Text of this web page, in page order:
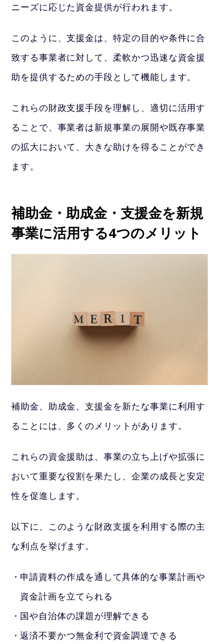
ニーズに応じた資金提供が行われます。
このように、支援金は、特定の目的や条件に合
致する事業者に対して、柔軟かつ迅速な資金援
助を提供するための手段として機能します。
これらの財政支援手段を理解し、適切に活用す
ることで、事業者は新規事業の展開や既存事業
の拡大において、大きな助けを得ることができ
ます。
補助金・助成金・支援金を新規
事業に活用する4つのメリット
補助金、助成金、支援金を新たな事業に利用す
ることには、多くのメリットがあります。
これらの資金援助は、事業の立ち上げや拡張に
おいて重要な役割を果たし、企業の成長と安定
性を促進します。
以下に、このような財政支援を利用する際の主
な利点を挙げます。
申請資料の作成を通して具体的な事業計画や
資金計画を立てられる
国や自治体の課題が理解できる
返済不要かつ無金利で資金調達できる